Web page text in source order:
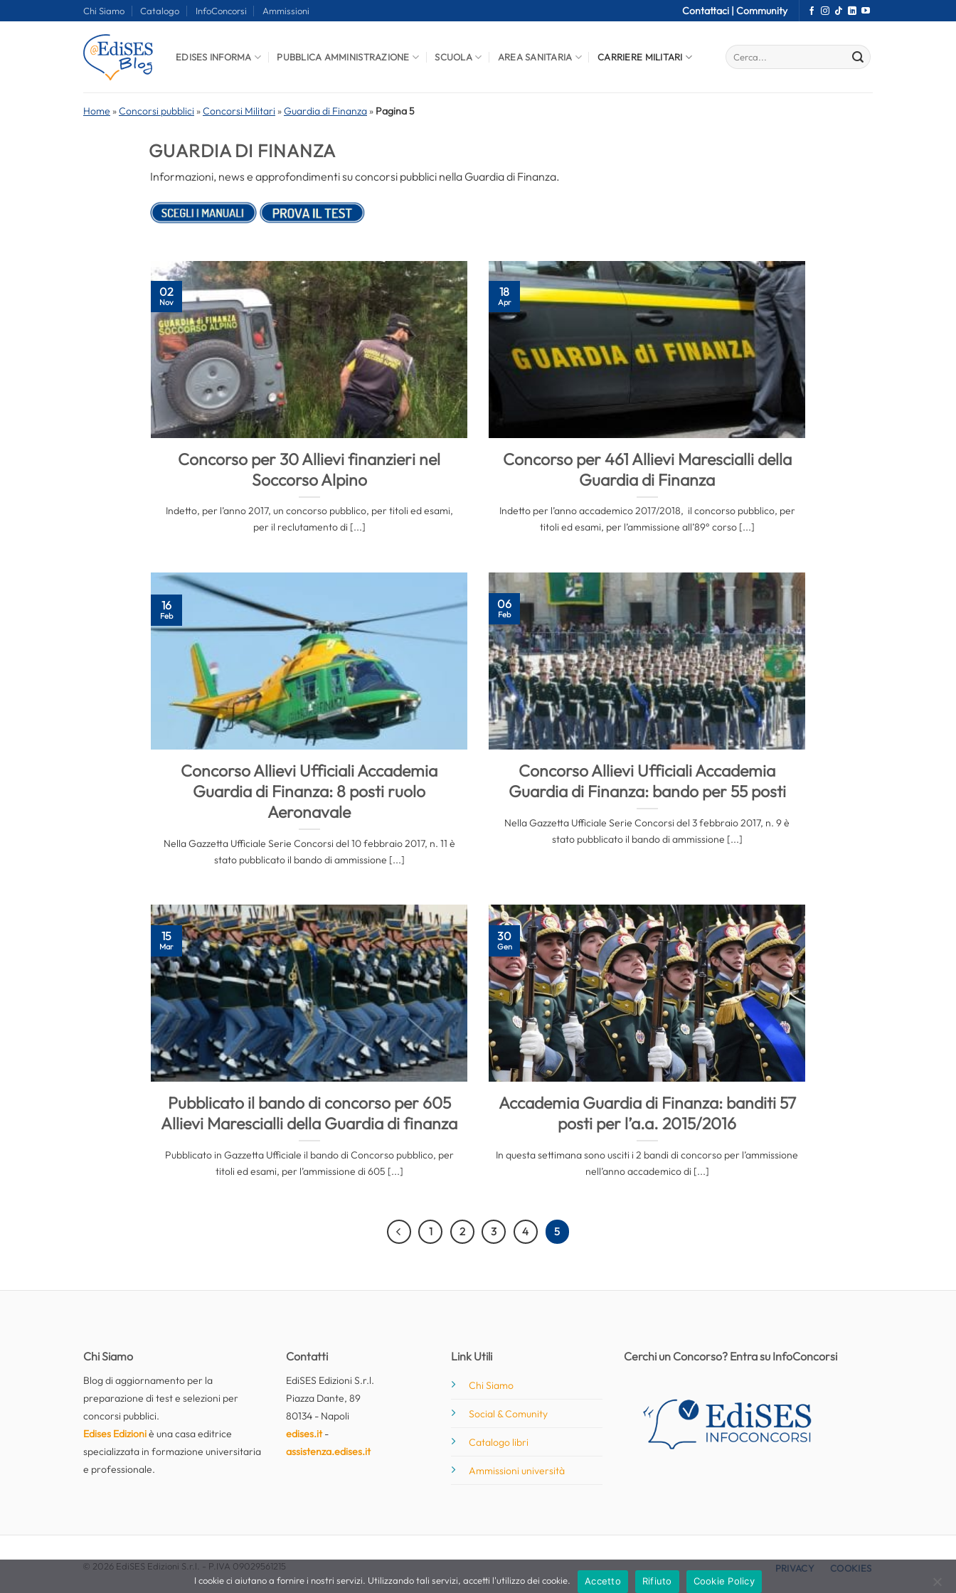
Chi Siamo Catalogo InfoConcorsi Ammissioni Contattaci | Community
EDISES INFORMA PUBBLICA AMMINISTRAZIONE SCUOLA AREA SANITARIA CARRIERE MILITARI
Home »Concorsi pubblici »Concorsi Militari »Guardia di Finanza » Pagina 5
GUARDIA DI FINANZA
Informazioni, news e approfondimenti su concorsi pubblici nella Guardia di Finanza.
Concorso per 30 Allievi finanzieri nel
Soccorso Alpino
Indetto, per l’anno 2017, un concorso pubblico, per titoli ed esami,
per il reclutamento di [...]
02
Nov
Concorso per 461 Allievi Marescialli della
Guardia di Finanza
Indetto per l’anno accademico 2017/2018, il concorso pubblico, per
titoli ed esami, per l’ammissione all’89° corso [...]
18
Apr
Concorso Allievi Ufficiali Accademia
Guardia di Finanza: 8 posti ruolo
Aeronavale
Nella Gazzetta Ufficiale Serie Concorsi del 10 febbraio 2017, n. 11 è
stato pubblicato il bando di ammissione [...]
16
Feb
Concorso Allievi Ufficiali Accademia
Guardia di Finanza: bando per 55 posti
Nella Gazzetta Ufficiale Serie Concorsi del 3 febbraio 2017, n. 9 è
stato pubblicato il bando di ammissione [...]
06
Feb
Pubblicato il bando di concorso per 605
Allievi Marescialli della Guardia di finanza
Pubblicato in Gazzetta Ufficiale il bando di Concorso pubblico, per
titoli ed esami, per l’ammissione di 605 [...]
15
Mar
Accademia Guardia di Finanza: banditi 57
posti per l’a.a. 2015/2016
In questa settimana sono usciti i 2 bandi di concorso per l’ammissione
nell’anno accademico di [...]
30
Gen
1 2 3 4 5
Chi Siamo
Blog di aggiornamento per la
preparazione di test e selezioni per
concorsi pubblici.
Edises Edizioniè una casa editrice
specializzata in formazione universitaria
e professionale.
Contatti
EdiSES Edizioni S.r.l.
Piazza Dante, 89
80134 - Napoli
edises.it-
assistenza.edises.it
Link Utili
Chi Siamo
Social & Comunity
Catalogo libri
Ammissioni università
Cerchi un Concorso? Entra su InfoConcorsi
© 2026 EdiSES Edizioni S.r.l. - P.IVA 09029561215 PRIVACY
COOKIES
I cookie ci aiutano a fornire i nostri servizi. Utilizzando tali servizi, accetti l'utilizzo dei cookie.
Accetto Rifiuto Cookie Policy